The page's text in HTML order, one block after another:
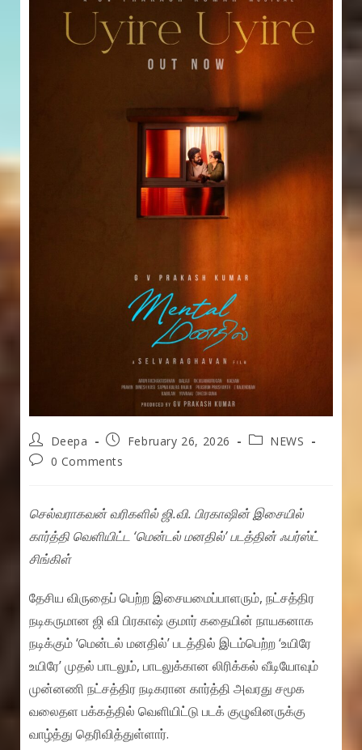
Post
author:
Deepa
Post
published:
February 26, 2026
PostNEWS
Post0 Comments
செல்வராகவன் வரிகளில் ஜி.வி. பிரகாஷின் இசையில்
கார்த்தி வெளியிட்ட ‘மென்டல் மனதில்’ படத்தின் ஃபர்ஸ்ட்
சிங்கிள்
தேசிய விருதைப் பெற்ற இசையமைப்பாளரும், நட்சத்திர
நடிகருமான ஜி வி பிரகாஷ் குமார் கதையின் நாயகனாக
நடிக்கும் ‘மென்டல் மனதில்’ படத்தில் இடம்பெற்ற ‘உயிரே
உயிரே’ முதல் பாடலும், பாடலுக்கான லிரிக்கல் வீடியோவும்
முன்னணி நட்சத்திர நடிகரான கார்த்தி அவரது சமூக
வலைதள பக்கத்தில் வெளியிட்டு படக் குழுவினருக்கு
வாழ்த்து தெரிவித்துள்ளார்.